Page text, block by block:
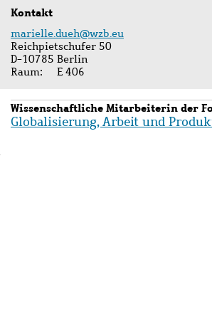
Kontakt
marielle.dueh@wzb.eu
Reichpietschufer 50
D-10785 Berlin
Raum
E 406
Wissenschaftliche Mitarbeiterin der
Globalisierung, Arbeit und